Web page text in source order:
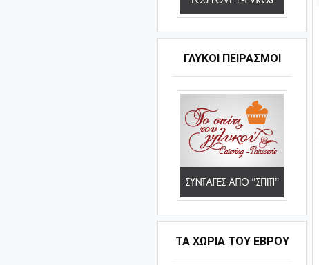
ΓΛΥΚΟΊ ΠΕΙΡΑΣΜΟΊ
ΤΑ ΧΩΡΙΆ ΤΟΥ ΈΒΡΟΥ